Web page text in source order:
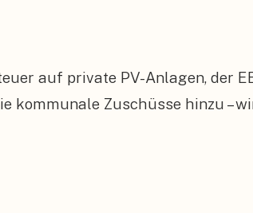
auf private PV-Anlagen, der
kommunale Zuschüsse hinzu –